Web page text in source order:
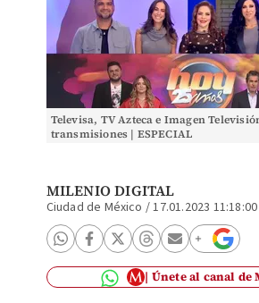
Televisa, TV Azteca e Imagen
transmisiones | ESPECIAL
MILENIO DIGITAL
Ciudad de México /17.01.2023 11:18:00
Únete al canal de